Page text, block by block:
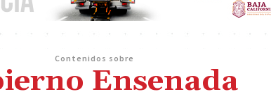
Contenidos sobre
Ensenada